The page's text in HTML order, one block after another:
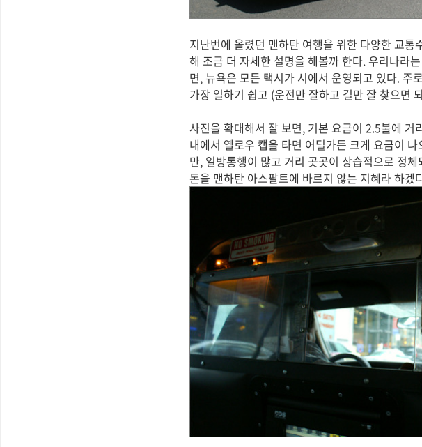
지난번에 올렸던 맨하탄 여행을 위한 다양한 교
해 조금 더 자세한 설명을 해볼까 한다. 우리나라
면, 뉴욕은 모든 택시가 시에서 운영되고 있다. 주
가장 일하기 쉽고 (운전만 잘하고 길만 잘 찾으면
사진을 확대해서 잘 보면, 기본 요금이 2.5불에
내에서 옐로우 캡을 타면 어딜가든 크게 요금이
만, 일방통행이 많고 거리 곳곳이 상습적으로 정
돈을 맨하탄 아스팔트에 바르지 않는 지혜라 하겠